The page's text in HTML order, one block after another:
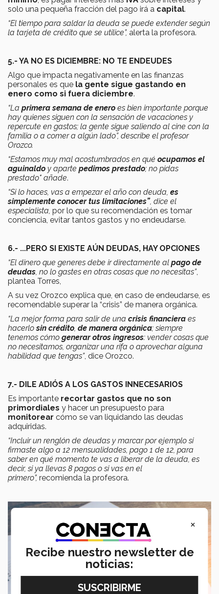
solo una pequeña fracción del pago irá a capital.
“El tiempo para saldar la deuda se puede extender según
la tarjeta de crédito que se utilice”, alerta la profesora.
5.- YA NO ES DICIEMBRE: NO TE ENDEUDES
Algo que impacta negativamente en las finanzas
personales es que la gente sigue gastando en
enero como si fuera diciembre.
“La primera semana de enero es bien importante porque
hay quienes siguen con la sensación de vacaciones y
repercute en gastos; la gente sigue saliendo al cine con la
familia o a comer a algún lado”, describe el profesor
Orozco.
“Estamos muy mal acostumbrados en qué ocupamos el
aguinaldo y aparte pedimos prestado; no pidas
prestado" añade.
“Si lo haces, vas a empezar el año con deuda, es
simplemente conocer tus limitaciones”, dice el
especialista, por lo que su recomendación es tomar
conciencia, evitar tantos gastos y no endeudarse.
6.- ...PERO SI EXISTE AÚN DEUDAS, HAY OPCIONES
“El dinero que generes debe ir directamente al pago de
deudas , no lo gastes en otras cosas que no necesitas”,
plantea Torres,
A su vez Orozco explica que, en caso de endeudarse, es
recomendable superar la “crisis” de manera orgánica.
“La mejor forma para salir de una crisis financiera es
hacerlosin crédito de manera orgánica; siempre
tenemos cómo generar otros ingresos: vender cosas que
no necesitamos, organizar una rifa o aprovechar alguna
habilidad que tengas”, dice Orozco.
7.- DILE ADIÓS A LOS GASTOS INNECESARIOS
Es importante recortar gastos que no son
primordiales y hacer un presupuesto para
monitorear cómo se van liquidando las deudas
adquiridas.
“Incluir un renglón de deudas y marcar por ejemplo si
firmaste algo a 12 mensualidades, pago 1 de 12, para
saber en qué momento te vas a liberar de la deuda, es
decir, si ya llevas 8 pagos o si vas en el
primero”, recomienda la profesora.
×
Recibe nuestro newsletter de
noticias: